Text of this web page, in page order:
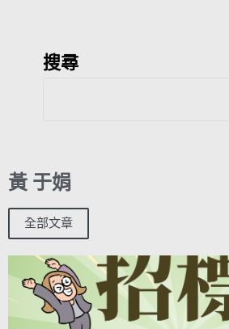
搜尋
黃 于娟
全部文章